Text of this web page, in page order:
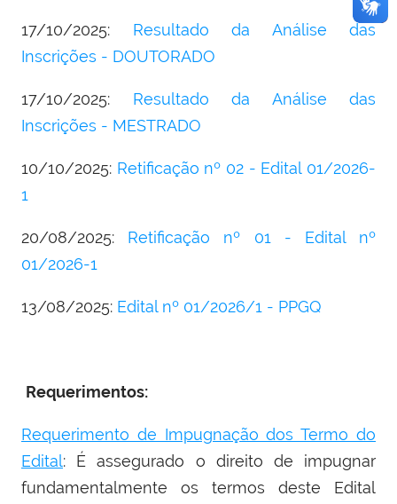
17/10/2025: Resultado da Análise das
Inscrições - DOUTORADO
17/10/2025: Resultado da Análise das
Inscrições - MESTRADO
10/10/2025: Retificação nº 02 - Edital 01/2026-
1
20/08/2025: Retificação nº 01 - Edital nº
01/2026-1
13/08/2025: Edital nº 01/2026/1 - PPGQ
Requerimentos:
Requerimento de Impugnação dos Termo do
Edital: É assegurado o direito de impugnar
fundamentalmente os termos deste Edital